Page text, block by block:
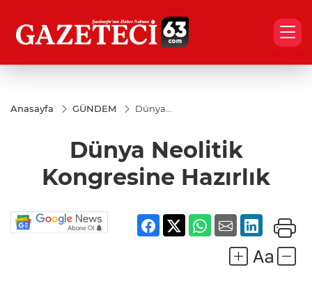
Anasayfa GÜNDEM
Dünya
Hazırlık
Dünya Neolitik
Kongresine Hazırlık